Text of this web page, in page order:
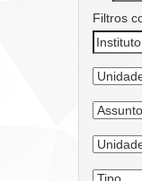
Filtros